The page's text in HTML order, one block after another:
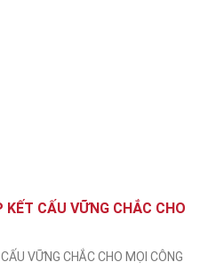
CẤU VỮNG CHẮC CHO
VỮNG CHẮC CHO MỌI CÔNG